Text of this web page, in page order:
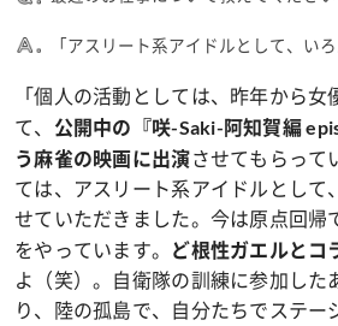
「アスリート系アイドルとして、い
「個人の活動としては、昨年から
て、
公開中の『咲-Saki-阿知賀編
う麻雀の映画に出演させてもらって
ては、アスリート系アイドルとして
せていただきました。今は原点回帰
をやっています。
ど根性ガエルとコ
よ（笑）。自衛隊の訓練に参加した
り、陸の孤島で、自分たちでステー